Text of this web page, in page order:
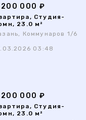
200 000 ₽
Студия-
23.0 м²
Коммунаров 1/6
03:48
200 000 ₽
Студия-
23.0 м²